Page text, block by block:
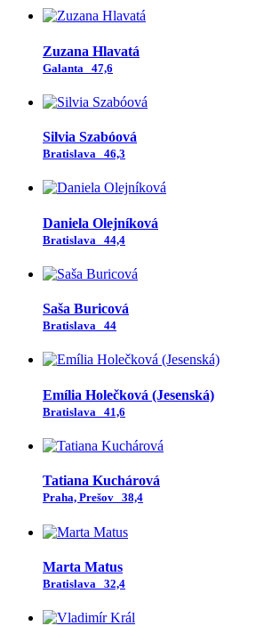
Zuzana Hlavatá
Galanta 47,6
Silvia Szabóová
Bratislava 46,3
Daniela Olejníková
Bratislava 44,4
Saša Buricová
Bratislava 44
Emília Holečková (Jesenská)
Bratislava 41,6
Tatiana Kuchárová
Praha, Prešov 38,4
Marta Matus
Bratislava 32,4